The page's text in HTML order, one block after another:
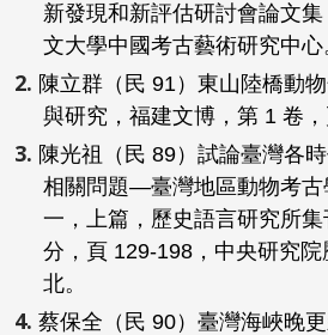
新發現和新評估研討會論文集
文大學中國考古藝術研究中心
陳立群（民 91）東山陸橋動
與研究， 福建文博 ，第 1 卷
陳光祖（民 89）試論臺灣各
相關問題—臺灣地區動物考古
一，上篇， 歷史語言研究所集
分，頁 129-198，中央研究
北。
蔡保全（民 90）臺灣海峽晚